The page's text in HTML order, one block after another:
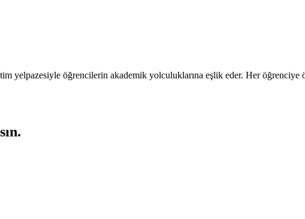
yelpazesiyle öğrencilerin akademik yolculuklarına eşlik eder. Her öğrenciye